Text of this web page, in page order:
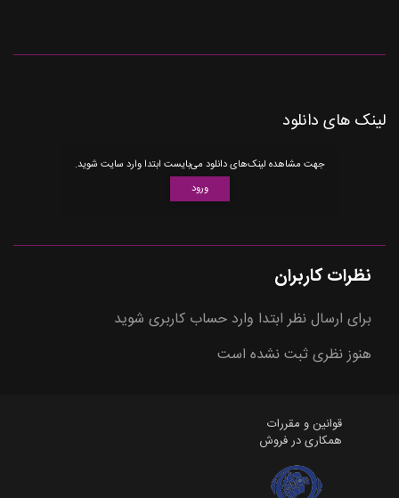
لینک های دانلود
جهت مشاهده لینک‌های دانلود می‌بایست ابتدا وارد سایت شوید.
ورود
نظرات کاربران
برای ارسال نظر ابتدا وارد حساب کاربری شوید
هنوز نظری ثبت نشده است
قوانین و مقررات
همکاری در فروش